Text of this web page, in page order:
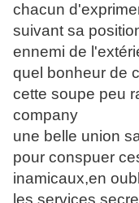
chacun
suivant sa
ennemi de
quel bonheur de
cette soupe peu
company
une belle union
pour conspuer
inamicaux,en
les services